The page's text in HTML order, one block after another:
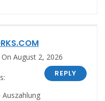
August 2, 2026
REPLY
Auszahlung